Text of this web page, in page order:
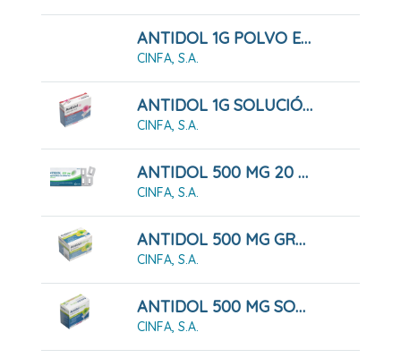
ANTIDOL 1G POLVO EFERVESCENTE
CINFA, S.A.
ANTIDOL 1G SOLUCIÓN ORAL
CINFA, S.A.
ANTIDOL 500 MG 20 COMPRIMIDOS RECUBIERTOS
CINFA, S.A.
ANTIDOL 500 MG GRANULADO
CINFA, S.A.
ANTIDOL 500 MG SOLUCIÓN ORAL
CINFA, S.A.